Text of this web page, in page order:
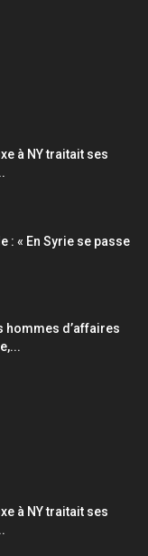
à NY traitait ses
: « En Syrie se passe
hommes d’affaires
à NY traitait ses